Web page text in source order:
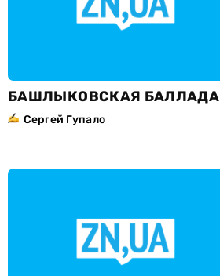
БАШЛЫКОВСКАЯ БАЛЛАДА
Сергей Гупало